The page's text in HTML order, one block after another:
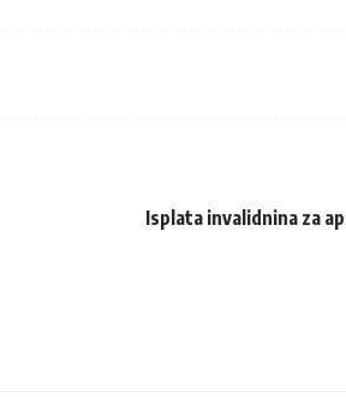
Isplata invalidnina za